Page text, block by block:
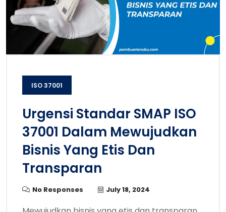
ISO 37001
Urgensi Standar SMAP ISO
37001 Dalam Mewujudkan
Bisnis Yang Etis Dan
Transparan
No Responses July 18, 2024